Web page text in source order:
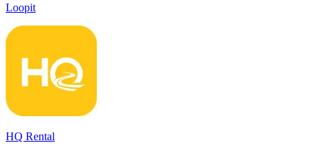
Loopit
HQ Rental